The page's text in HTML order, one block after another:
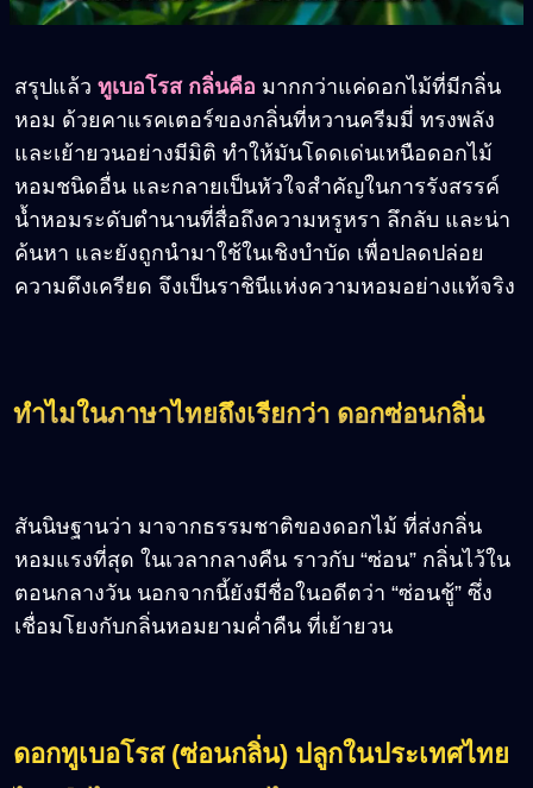
สรุปแล้ว ทูเบอโรส กลิ่นคือ มากกว่าแค่ดอกไม้ที่มีกลิ่น
หอม ด้วยคาแรคเตอร์ของกลิ่นที่หวานครีมมี่ ทรงพลัง
และเย้ายวนอย่างมีมิติ ทำให้มันโดดเด่นเหนือดอกไม้
หอมชนิดอื่น และกลายเป็นหัวใจสำคัญในการรังสรรค์
น้ำหอมระดับตำนานที่สื่อถึงความหรูหรา ลึกลับ และน่า
ค้นหา และยังถูกนำมาใช้ในเชิงบำบัด เพื่อปลดปล่อย
ความตึงเครียด จึงเป็นราชินีแห่งความหอมอย่างแท้จริง
ทำไมในภาษาไทยถึงเรียกว่า ดอกซ่อนกลิ่น
สันนิษฐานว่า มาจากธรรมชาติของดอกไม้ ที่ส่งกลิ่น
หอมแรงที่สุด ในเวลากลางคืน ราวกับ “ซ่อน” กลิ่นไว้ใน
ตอนกลางวัน นอกจากนี้ยังมีชื่อในอดีตว่า “ซ่อนชู้” ซึ่ง
เชื่อมโยงกับกลิ่นหอมยามค่ำคืน ที่เย้ายวน
ดอกทูเบอโรส (ซ่อนกลิ่น) ปลูกในประเทศไทย